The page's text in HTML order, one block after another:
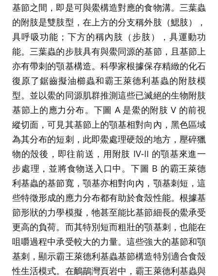
基節之間，即是可與鱟構造對應的食物溝。三葉蟲
的附肢是雙肢型，在上方的分支稱外肢（鰓肢），
具呼吸功能；下方的稱內肢（步肢），具運動功
能。三葉蟲的步肢具有與鱟同源的基節，且基節上
亦有帶刺的顎基構造。科學家根據保存精緻的化石
復原了鋸齒擬油櫛蟲和霸王萊德利基蟲的附肢模
型。並以鱟的同源肌群推測這些已滅絕的生物附肢
基節上的應力分布。下圖 A 是鱟的附肢 V 的前視
縱切面，可見其基節上的顎基相對向內，黑色區域
為其分布的短刺，此即鱟處理硬殼的地方，壓碎獵
物的殼後，即往前送，用附肢 IV-II 的顎基來進一
步處理，並將食物送入口中。下圖 B 的霸王萊德
利基蟲的基節寬，顎基亦相對向內，顎基刺短，這
些特徵形成的應力分布都有助於食殼性能。根據基
節形狀的力學模擬，牠甚至能比基節細長的鱟承受
更高的負荷。而其特別短而粗壯的顎基刺，也能在
咀嚼過程中承受較大的力量。這些強大的基節和顎
基刺，顯示霸王萊德利基蟲基節構造特別適合食殼
性生活模式。在鴯鶓灣頁岩中，霸王萊德利基蟲與